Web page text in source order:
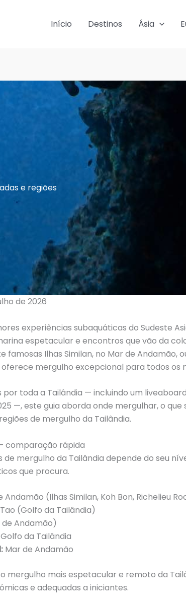
Início Destinos Ásia
e regiões
de 2026
experiências subaquáticas do Sudeste
espetacular e encontros que vão da
Ilhas Similan, no Mar de Andamão,
mergulho excepcional para todos os
toda a Tailândia — incluindo um
—, este guia aborda onde mergulhar, o
de mergulho da Tailândia.
comparação rápida
mergulho da Tailândia depende do seu
que procura.
Andamão (Ilhas Similan, Koh Bon, Richelieu
(Golfo da Tailândia)
de Andamão)
da Tailândia
Mar de Andamão
mergulho mais espetacular e remoto da
e adequadas a iniciantes.